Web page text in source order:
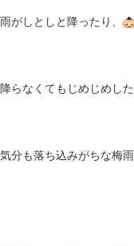
雨がしとしと降ったり、
降らなくてもじめじめした
気分も落ち込みがちな梅